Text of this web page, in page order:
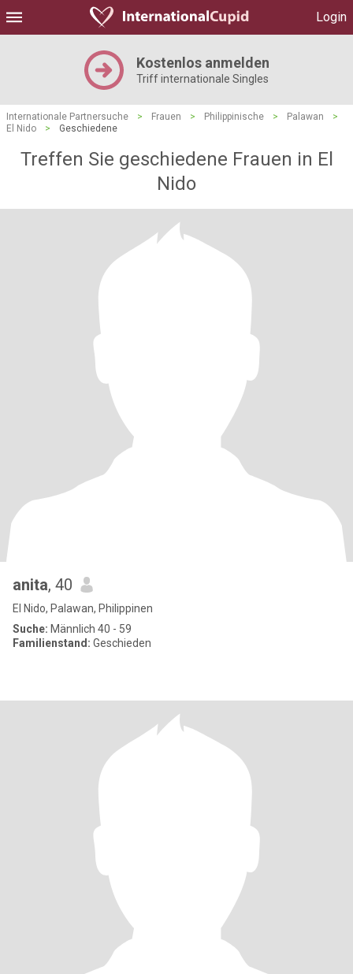
Login
Kostenlos anmelden
Triff internationale Singles
Internationale Partnersuche > Frauen > Philippinische > Palawan
>
El Nido
> Geschiedene
Treffen Sie geschiedene Frauen in El
Nido
anita, 40
El Nido, Palawan, Philippinen
Suche: Männlich 40 - 59
Familienstand: Geschieden